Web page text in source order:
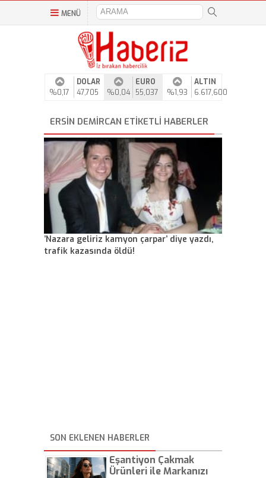
MENÜ
%0,17
DOLAR
47,705
%0,04
EURO
55,037
%1,93
ALTIN
6.617,600
ERSIN DEMIRCAN ETIKETLI HABERLER
’Nazara geliriz kamyon çarpar’ diye yazdı,
trafik kazasında öldü!
SON EKLENEN HABERLER
Eşantiyon Çakmak
Ürünleri ile Markanızı